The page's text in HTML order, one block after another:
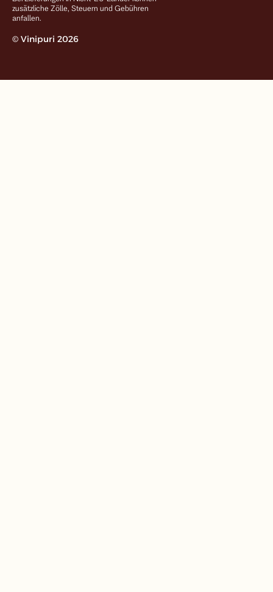
zusätzliche Zölle, Steuern und Gebühren
anfallen.
© Vinipuri 2026